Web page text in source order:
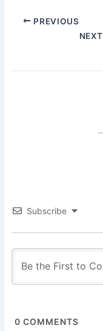
PREVIOUS
NEXT
Subscribe
0 COMMENTS